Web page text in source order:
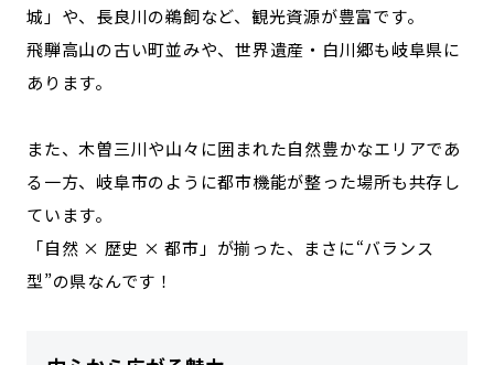
城」や、長良川の鵜飼など、観光資源が豊富です。
飛騨高山の古い町並みや、世界遺産・白川郷も岐阜県に
あります。
また、木曽三川や山々に囲まれた自然豊かなエリアであ
る一方、岐阜市のように都市機能が整った場所も共存し
ています。
「自然 × 歴史 × 都市」が揃った、まさに“バランス
型”の県なんです！